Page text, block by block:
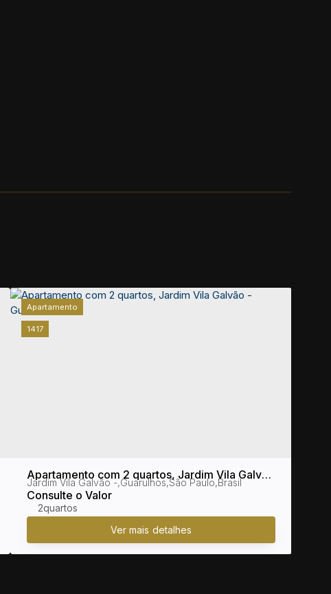
1417
Apartamento
Apartamento com 2 quartos, Jardim Vila Galvão
- Guarulhos
Consulte o Valor
Jardim Vila Galvão ,Guarulhos,São Paulo,Brasil
2